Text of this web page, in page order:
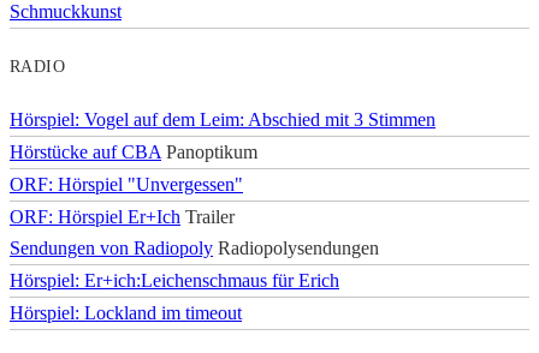
Schmuckkunst
RADIO
Hörspiel: Vogel auf dem Leim: Abschied mit 3 Stimmen
Hörstücke auf CBA Panoptikum
ORF: Hörspiel "Unvergessen"
ORF: Hörspiel Er+Ich Trailer
Sendungen von Radiopoly Radiopolysendungen
Hörspiel: Er+ich:Leichenschmaus für Erich
Hörspiel: Lockland im timeout